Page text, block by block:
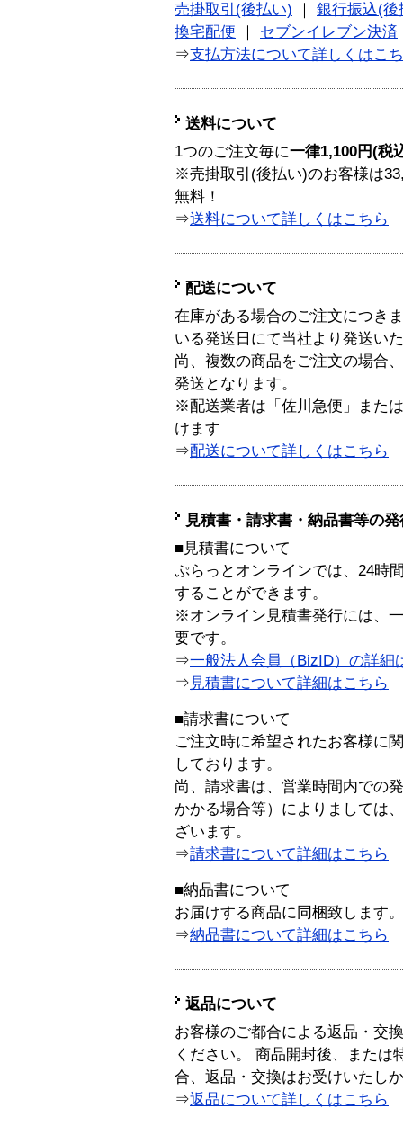
売掛取引(後払い)
銀行振込(後
換宅配便
セブンイレブン決済
⇒支払方法について詳しくはこ
送料について
1つのご注文毎に一律1,100円(税
※売掛取引(後払い)のお客様は
無料！
⇒送料について詳しくはこちら
配送について
在庫がある場合のご注文につき
いる発送日にて当社より発送い
尚、複数の商品をご注文の場合
発送となります。
※配送業者は「佐川急便」また
けます
⇒配送について詳しくはこちら
見積書・請求書・納品書等の
■見積書について
ぷらっとオンラインでは、24時
することができます。
※オンライン見積書発行には、
要です。
⇒一般法人会員（BizID）の詳細
⇒ 見積書について詳細はこちら
■請求書について
ご注文時に希望されたお客様に
しております。
尚、請求書は、営業時間内での
かかる場合等）によりましては
ざいます。
⇒請求書について詳細はこちら
■納品書について
お届けする商品に同梱致します。
⇒納品書について詳細はこちら
返品について
お客様のご都合による返品・交
ください。 商品開封後、または
合、返品・交換はお受けいたし
⇒返品について詳しくはこちら